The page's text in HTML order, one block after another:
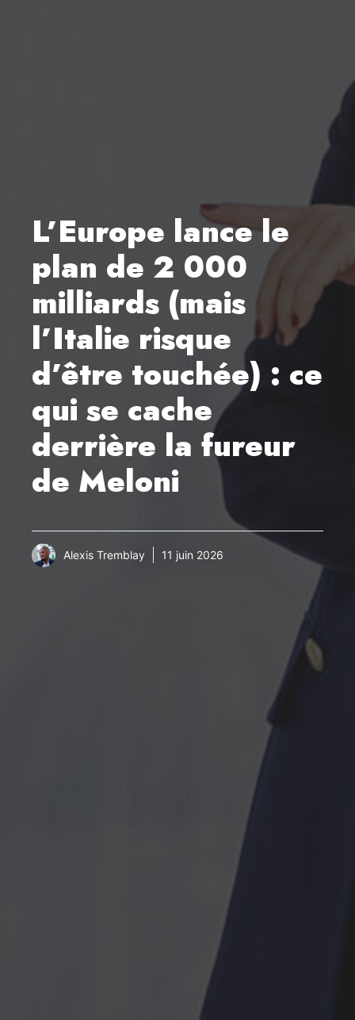
L’Europe lance le
plan de 2 000
milliards (mais
l’Italie risque
d’être touchée) : ce
qui se cache
derrière la fureur
de Meloni
Alexis Tremblay 11 juin 2026